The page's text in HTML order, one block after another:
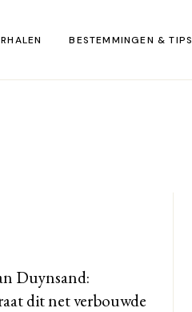
BESTEMMINGEN & TIPS
Duynsand:
dit net verbouwde